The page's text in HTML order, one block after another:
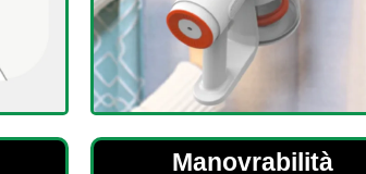
Manovrabilità